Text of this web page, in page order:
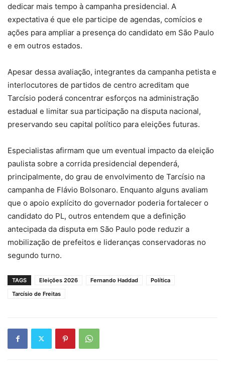
dedicar mais tempo à campanha presidencial. A
expectativa é que ele participe de agendas, comícios e
ações para ampliar a presença do candidato em São Paulo
e em outros estados.
Apesar dessa avaliação, integrantes da campanha petista e
interlocutores de partidos de centro acreditam que
Tarcísio poderá concentrar esforços na administração
estadual e limitar sua participação na disputa nacional,
preservando seu capital político para eleições futuras.
Especialistas afirmam que um eventual impacto da eleição
paulista sobre a corrida presidencial dependerá,
principalmente, do grau de envolvimento de Tarcísio na
campanha de Flávio Bolsonaro. Enquanto alguns avaliam
que o apoio explícito do governador poderia fortalecer o
candidato do PL, outros entendem que a definição
antecipada da disputa em São Paulo pode reduzir a
mobilização de prefeitos e lideranças conservadoras no
segundo turno.
TAGS Eleições 2026 Fernando Haddad
Política
Tarcísio de Freitas